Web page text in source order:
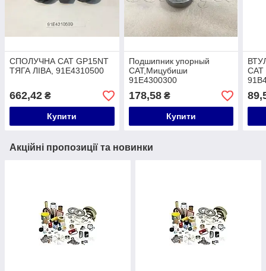
СПОЛУЧНА CAT GP15NT
ТЯГА ЛІВА, 91E4310500
662,42 ₴
Купити
Подшипник упорный
САТ,Мицубиши
91E4300300
178,58₴
Купити
САТ
Акційні пропозиції та новинки